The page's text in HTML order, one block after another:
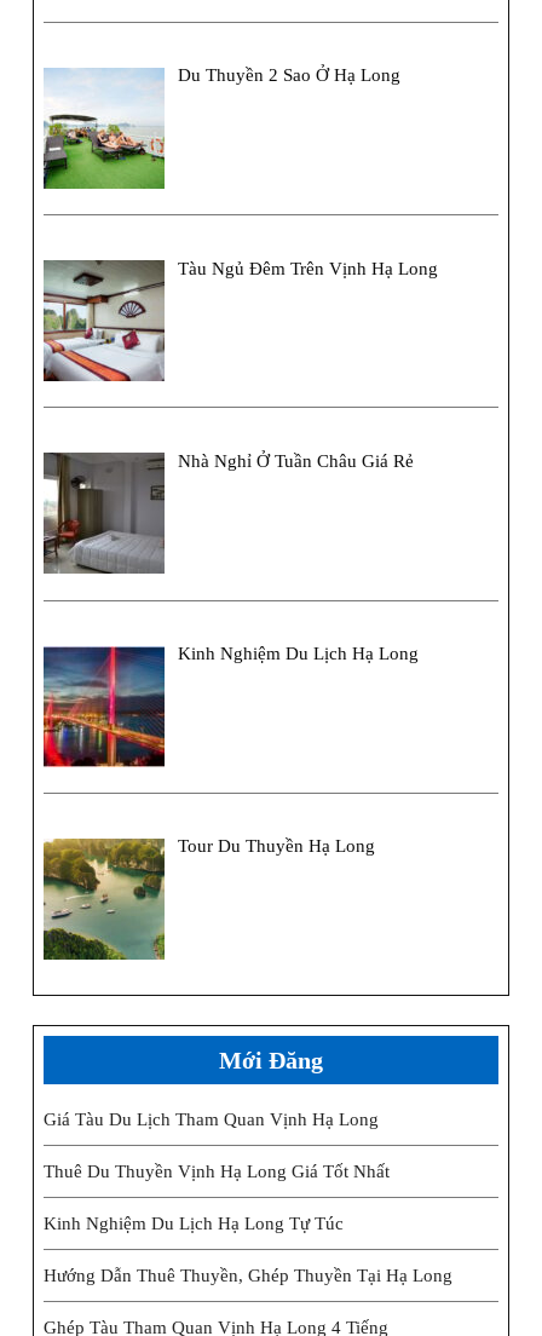
Du Thuyền 2 Sao Ở Hạ Long
Tàu Ngủ Đêm Trên Vịnh Hạ Long
Nhà Nghỉ Ở Tuần Châu Giá Rẻ
Kinh Nghiệm Du Lịch Hạ Long
Tour Du Thuyền Hạ Long
Mới Đăng
Giá Tàu Du Lịch Tham Quan Vịnh Hạ Long
Thuê Du Thuyền Vịnh Hạ Long Giá Tốt Nhất
Kinh Nghiệm Du Lịch Hạ Long Tự Túc
Hướng Dẫn Thuê Thuyền, Ghép Thuyền Tại Hạ Long
Ghép Tàu Tham Quan Vịnh Hạ Long 4 Tiếng